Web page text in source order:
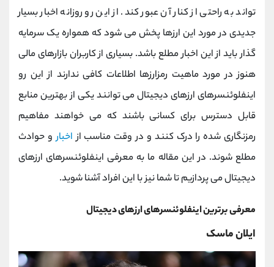
تواند به راحتی از کنار آن عبور کند. از این رو روزانه اخبار بسیار
جدیدی در مورد این ارزها پخش می شود که همواره یک سرمایه
گذار باید از این اخبار مطلع باشد. بسیاری از کاربران بازارهای مالی
هنوز در مورد ماهیت رمزارزها اطلاعات کافی ندارند از این رو
اینفلوئنسرهای ارزهای دیجیتال می توانند یکی از بهترین منابع
قابل دسترس برای کسانی باشند که می خواهند مفاهیم
رمزنگاری شده را درک کنند و در وقت مناسب ازاخبارو حوادث
مطلع شوند. در این مقاله ما به معرفی اینفلوئنسرهای ارزهای
دیجیتال می پردازیم تا شما نیز با این افراد آشنا شوید.
معرفی برترین اینفلوئنسرهای ارزهای دیجیتال
ایلان ماسک